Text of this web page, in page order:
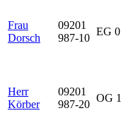
Frau
Dorsch
09201
987-10
EG
Herr
Körber
09201
987-20
OG